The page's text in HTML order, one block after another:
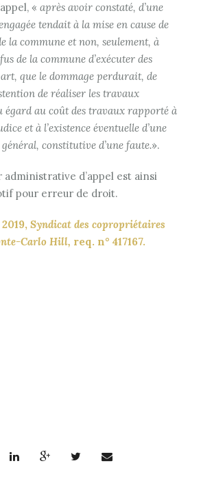
« après avoir constaté, d’une
tendait à la mise en cause de
la commune et non, seulement, à
de la commune d’exécuter des
que le dommage perdurait, de
de réaliser les travaux
égard au coût des travaux rapporté à
et à l’existence éventuelle d’une
constitutive d’une faute.».
administrative d’appel est ainsi
pour erreur de droit.
Syndicat des copropriétaires
Carlo Hill, req. n° 417167.